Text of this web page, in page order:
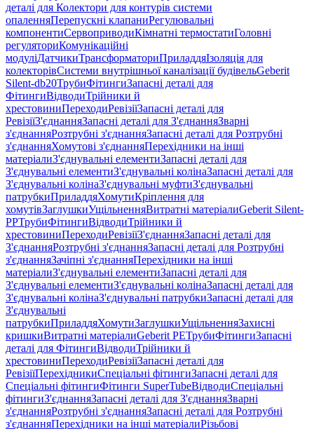
деталі для Колектори для контурів системи
опаленняПерепускні клапаниРегулювальні
компонентиСервоприводиКімнатні термостатиГоловні
регуляториКомунікаційні
модуліДатчикиТрансформаториПриладдяІзоляція для
колекторівСистеми внутрішньої каналізації будівельGeberit
Silent-db20ТрубиФітингиЗапасні деталі для
ФітингиВідводиТрійники й
хрестовиниПереходиРевізіїЗапасні деталі для
РевізіїЗ'єднанняЗапасні деталі для З'єднанняЗварні
з'єднанняРозтрубні з'єднанняЗапасні деталі для Розтрубні
з'єднанняХомутові з'єднанняПерехідники на інші
матеріалиЗ'єднувальні елементиЗапасні деталі для
З'єднувальні елементиЗ'єднувальні колінаЗапасні деталі для
З'єднувальні колінаЗ'єднувальні муфтиЗ'єднувальні
патрубкиПриладдяХомутиКріплення для
хомутівЗаглушкиУщільненняВитратні матеріалиGeberit Silent-
PPТрубиФітингиВідводиТрійники й
хрестовиниПереходиРевізіїЗ'єднанняЗапасні деталі для
З'єднанняРозтрубні з'єднанняЗапасні деталі для Розтрубні
з'єднанняЗачіпні з'єднанняПерехідники на інші
матеріалиЗ'єднувальні елементиЗапасні деталі для
З'єднувальні елементиЗ'єднувальні колінаЗапасні деталі для
З'єднувальні колінаЗ'єднувальні патрубкиЗапасні деталі для
З'єднувальні
патрубкиПриладдяХомутиЗаглушкиУщільненняЗахисні
кришкиВитратні матеріалиGeberit PEТрубиФітингиЗапасні
деталі для ФітингиВідводиТрійники й
хрестовиниПереходиРевізіїЗапасні деталі для
РевізіїПерехідникиСпеціальні фітингиЗапасні деталі для
Спеціальні фітингиФітинги SuperTubeВідводиСпеціальні
фітингиЗ'єднанняЗапасні деталі для З'єднанняЗварні
з'єднанняРозтрубні з'єднанняЗапасні деталі для Розтрубні
з'єднанняПерехідники на інші матеріалиРізьбові